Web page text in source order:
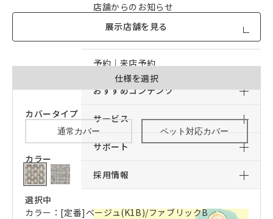
店舗からのお知らせ
予約｜来店予約
おすすめコンテンツ
サービス
サポート
採用情報
展示店舗を見る
仕様を選択
カバータイプ
通常カバー ペット対応カバー
カラー
選択中
カラー：[定番]ベージュ(K1B)/ファブリックB